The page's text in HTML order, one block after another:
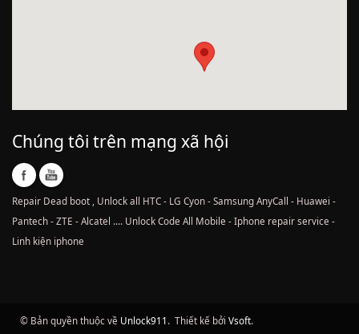
Chúng tôi trên mạng xã hội
Repair Dead boot , Unlock all HTC - LG Cyon - Samsung AnyCall - Huawei -
Pantech - ZTE - Alcatel .... Unlock Code All Mobile - Iphone repair service -
Linh kiện iphone
© Bản quyền thuộc về Unlock911. Thiết kế bởi Vsoft.